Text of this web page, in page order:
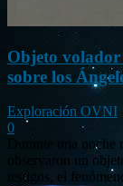
Objeto
sobre los
Exploración OVNI
0
Durante una
observaron un
testigos, el